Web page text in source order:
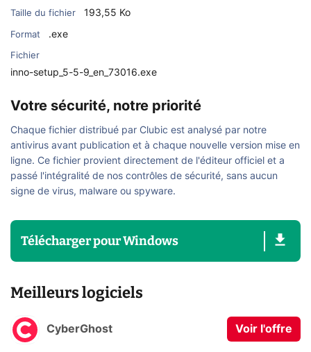
Taille du fichier 193,55 Ko
Format .exe
Fichier
inno-setup_5-5-9_en_73016.exe
Votre sécurité, notre priorité
Chaque fichier distribué par Clubic est analysé par notre
antivirus avant publication et à chaque nouvelle version mise en
ligne. Ce fichier provient directement de l'éditeur officiel et a
passé l'intégralité de nos contrôles de sécurité, sans aucun
signe de virus, malware ou spyware.
TéléchargerpourWindows
Meilleurs logiciels
CyberGhost Voir l'offre